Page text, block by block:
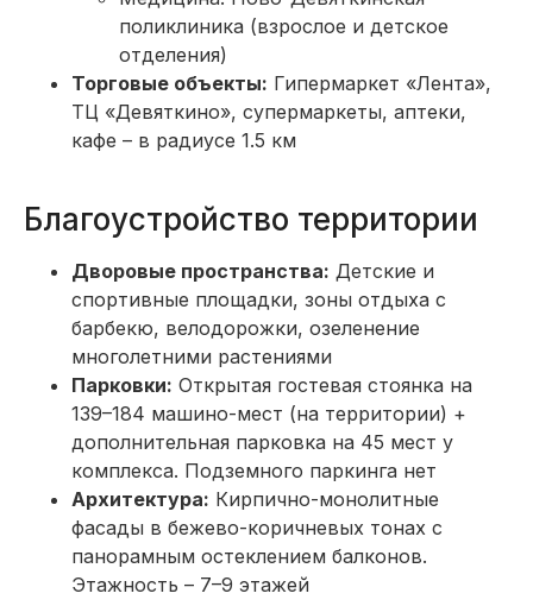
поликлиника (взрослое и детское
отделения)
Торговые объекты: Гипермаркет «Лента»,
ТЦ «Девяткино», супермаркеты, аптеки,
кафе – в радиусе 1.5 км
Благоустройство территории
Дворовые пространства: Детские и
спортивные площадки, зоны отдыха с
барбекю, велодорожки, озеленение
многолетними растениями
Парковки: Открытая гостевая стоянка на
139–184 машино-мест (на территории) +
дополнительная парковка на 45 мест у
комплекса. Подземного паркинга нет
Архитектура: Кирпично-монолитные
фасады в бежево-коричневых тонах с
панорамным остеклением балконов.
Этажность – 7–9 этажей